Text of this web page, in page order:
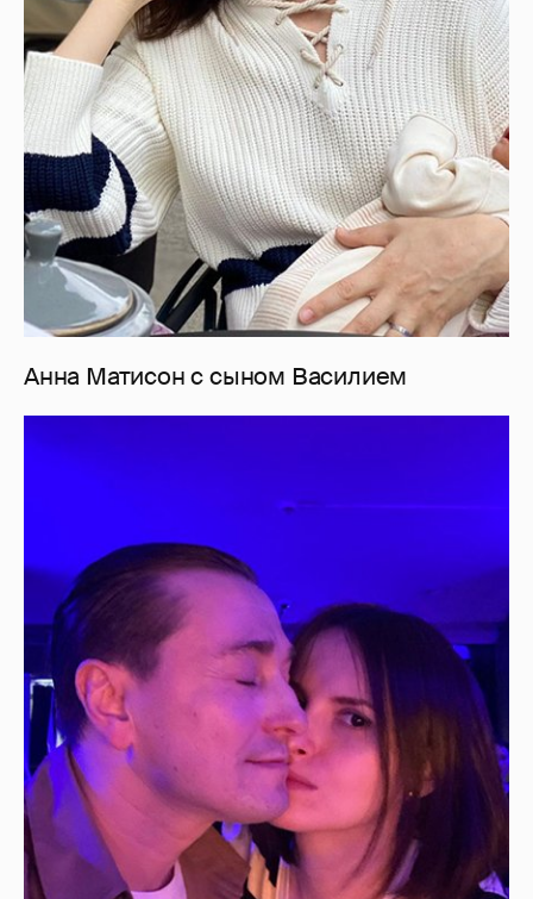
Анна Матисон с сыном Василием